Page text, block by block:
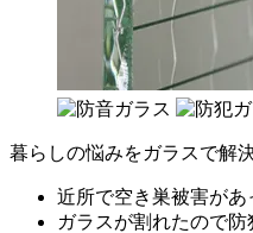
暮らしの悩みをガラスで解決
近所で空き巣被害が
ガラスが割れたので